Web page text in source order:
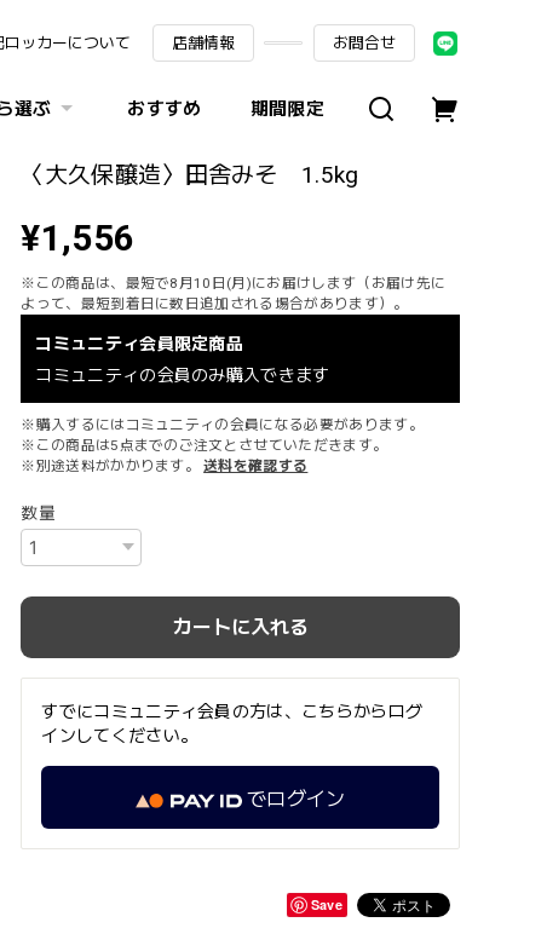
ロッカーについて 店舗情報 お問合せ
選ぶ おすすめ 期間限定
〈大久保醸造〉田舎みそ 1.5kg
¥1,556
※この商品は、最短で8月10日(月)にお届けします（お届け先に
よって、最短到着日に数日追加される場合があります）。
コミュニティ会員限定商品
コミュニティの会員のみ購入できます
※購入するにはコミュニティの会員になる必要があります。
※この商品は5点までのご注文とさせていただきます。
※別途送料がかかります。
送料を確認する
数量
カートに入れる
すでにコミュニティ会員の方は、こちらからログ
インしてください。
でログイン
Save